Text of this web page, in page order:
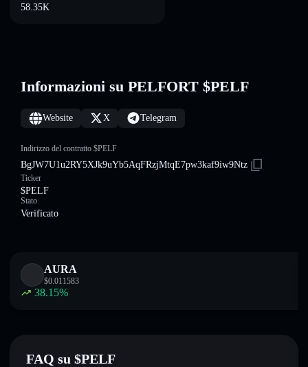
58.35K
Informazioni su PELFORT $PELF
Website X Telegram
Indirizzo del contratto $PELF
BgJW7U1u2RY5XJk9uYb5AqFRzjMtqE7pw3kaf9iw9Ntz
Ticker
$PELF
Stato
Verificato
AURA
$0.011583
38.15%
FAQ su $PELF